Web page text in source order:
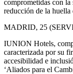
comprometidas con la
reducción de la huella
MADRID, 25
IUNION Hotels,
caracterizada por su
accesibilidad e
‘Aliados para el